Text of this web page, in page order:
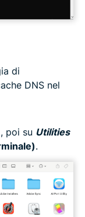
di
DNS nel
, poi su Utilities
.